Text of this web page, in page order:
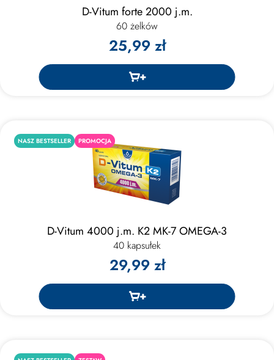
D-Vitum forte 2000 j.m.
60 żelków
25,99 zł
NASZ BESTSELLER PROMOCJA
D-Vitum 4000 j.m. K2 MK-7 OMEGA-3
40 kapsułek
29,99 zł